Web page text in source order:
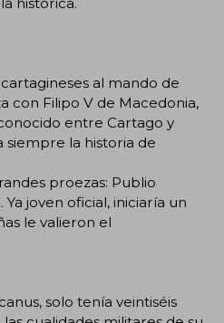
al mando de
con Filipo V de Macedonia,
entre Cartago y
la historia de
proezas: Publio
joven oficial, iniciaría un
le valieron el
solo tenía veintiséis